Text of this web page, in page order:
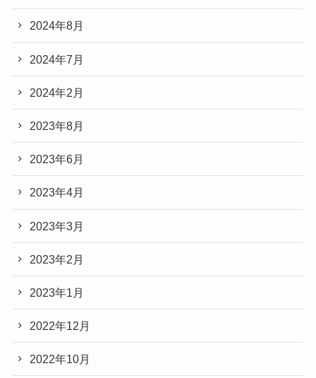
2024年8月
2024年7月
2024年2月
2023年8月
2023年6月
2023年4月
2023年3月
2023年2月
2023年1月
2022年12月
2022年10月